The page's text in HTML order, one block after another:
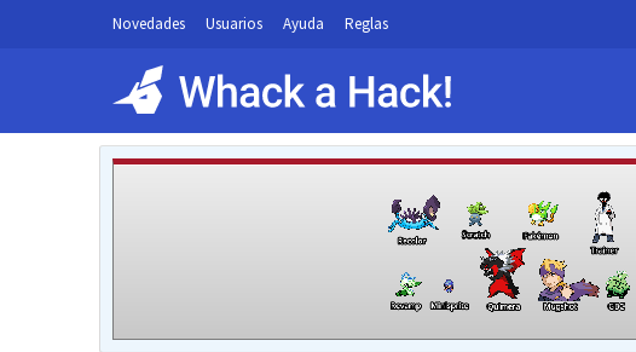
Novedades Usuarios Ayuda Reglas